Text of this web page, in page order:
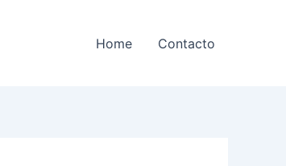
Home Contacto